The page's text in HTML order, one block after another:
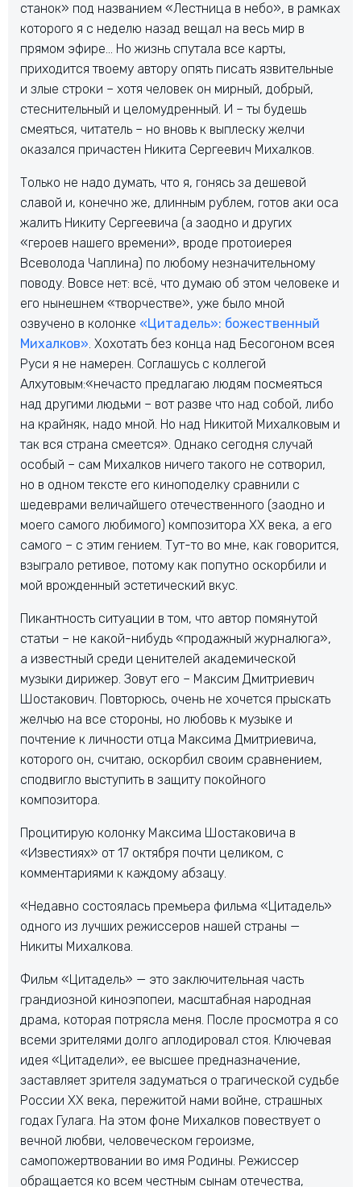
станок» под названием «Лестница в небо», в рамках
которого я с неделю назад вещал на весь мир в
прямом эфире… Но жизнь спутала все карты,
приходится твоему автору опять писать язвительные
и злые строки – хотя человек он мирный, добрый,
стеснительный и целомудренный. И – ты будешь
смеяться, читатель – но вновь к выплеску желчи
оказался причастен Никита Сергеевич Михалков.
Только не надо думать, что я, гонясь за дешевой
славой и, конечно же, длинным рублем, готов аки оса
жалить Никиту Сергеевича (а заодно и других
«героев нашего времени», вроде протоиерея
Всеволода Чаплина) по любому незначительному
поводу. Вовсе нет: всё, что думаю об этом человеке и
его нынешнем «творчестве», уже было мной
озвучено в колонке «Цитадель»: божественный
Михалков». Хохотать без конца над Бесогоном всея
Руси я не намерен. Соглашусь с коллегой
Алхутовым:«нечасто предлагаю людям посмеяться
над другими людьми – вот разве что над собой, либо
на крайняк, надо мной. Но над Никитой Михалковым и
так вся страна смеется». Однако сегодня случай
особый – сам Михалков ничего такого не сотворил,
но в одном тексте его киноподелку сравнили с
шедеврами величайшего отечественного (заодно и
моего самого любимого) композитора ХХ века, а его
самого – с этим гением. Тут-то во мне, как говорится,
взыграло ретивое, потому как попутно оскорбили и
мой врожденный эстетический вкус.
Пикантность ситуации в том, что автор помянутой
статьи – не какой-нибудь «продажный журналюга»,
а известный среди ценителей академической
музыки дирижер. Зовут его – Максим Дмитриевич
Шостакович. Повторюсь, очень не хочется прыскать
желчью на все стороны, но любовь к музыке и
почтение к личности отца Максима Дмитриевича,
которого он, считаю, оскорбил своим сравнением,
сподвигло выступить в защиту покойного
композитора.
Процитирую колонку Максима Шостаковича в
«Известиях» от 17 октября почти целиком, с
комментариями к каждому абзацу.
«Недавно состоялась премьера фильма «Цитадель»
одного из лучших режиссеров нашей страны —
Никиты Михалкова.
Фильм «Цитадель» — это заключительная часть
грандиозной киноэпопеи, масштабная народная
драма, которая потрясла меня. После просмотра я со
всеми зрителями долго аплодировал стоя. Ключевая
идея «Цитадели», ее высшее предназначение,
заставляет зрителя задуматься о трагической судьбе
России ХХ века, пережитой нами войне, страшных
годах Гулага. На этом фоне Михалков повествует о
вечной любви, человеческом героизме,
самопожертвовании во имя Родины. Режиссер
обращается ко всем честным сынам отечества,